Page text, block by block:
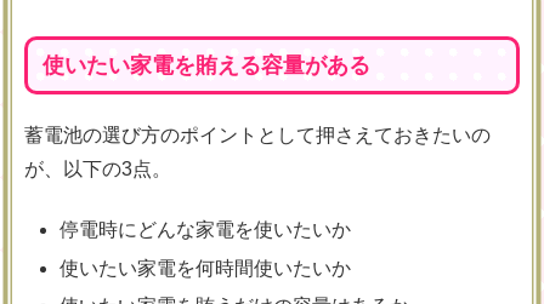
使いたい家電を賄える容量がある
蓄電池の選び方のポイントとして押さえておきたいの
が、以下の3点。
停電時にどんな家電を使いたいか
使いたい家電を何時間使いたいか